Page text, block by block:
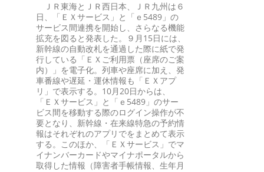
ＪＲ東海とＪＲ西日本、ＪＲ九州は６
日、「ＥＸサービス」と「ｅ5489」の
サービス間連携を開始し、さらなる機能
拡充を図ると発表した。９月15日には、
新幹線の自動改札を通過した際に紙で発
行している「ＥＸご利用票（座席のご案
内）」を電子化。列車や座席に加え、発
車番線や遅延・運休情報も「ＥＸアプ
リ」で表示する。10月20日からは、
「ＥＸサービス」と「ｅ5489」のサー
ビス間を移動する際のログイン操作が不
要となり、新幹線・在来線特急の予約情
報はそれぞれのアプリでをまとめて表示
する。このほか、「ＥＸサービス」でマ
イナンバーカードやマイナポータルから
取得した情報（障害者手帳情報、生年月